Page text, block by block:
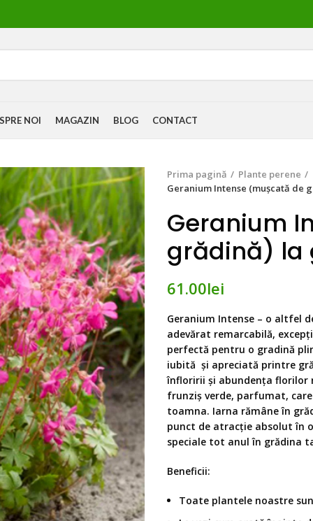
NOI MAGAZIN BLOG CONTACT
Prima pagină Plante perene
Geranium Intense (mușcată de
Geranium
grădină) la
61.00lei
Geranium Intense – o altfel
adevărat remarcabilă,
perfectă pentru o gradină
iubită și apreciată printre
înfloririi și abundența florilor
frunziș verde, parfumat,
toamna. Iarna rămâne în
рunсt de atracție absolut în
speciale tot anul în grădina
Beneficii:
Toate plantele noastre